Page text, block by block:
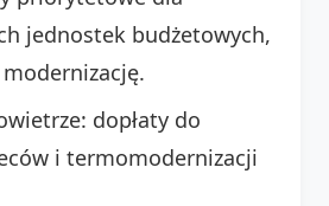
jednostek budżetowych,
dopłaty do
i termomodernizacji